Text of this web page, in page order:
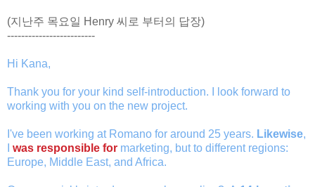
(지난주 목요일 Henry 씨로 부터의 답장)
-------------------------
Hi Kana,
Thank you for your kind self-introduction. I look forward to
working with you on the new project.
I've been working at Romano for around 25 years. Likewise,
was responsible for marketing, but to different regions:
Europe, Middle East, and Africa.